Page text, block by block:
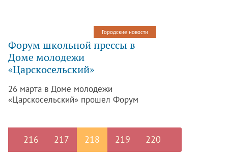
советского народа в Великой
Отечественной войне 1941 – 1945
годов на дистанции 30, 10, 5 и 2 км.
Городские новости
Форум школьной прессы в
Доме молодежи
«Царскосельский»
26 марта в Доме молодежи
«Царскосельский» прошел Форум
студенты города Пушкина.
216 217 218 219 220